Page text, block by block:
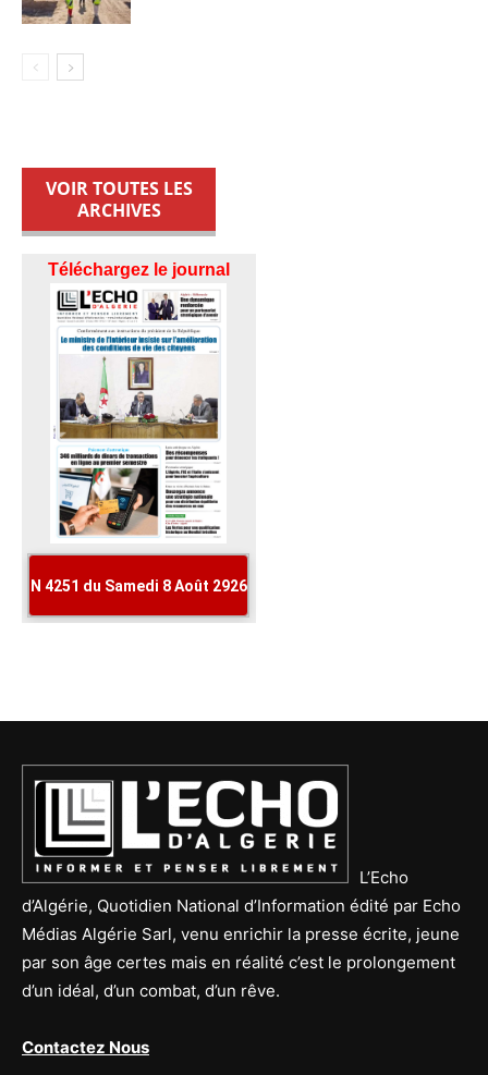
VOIR TOUTES LES
ARCHIVES
L’Echo
d’Algérie, Quotidien National d’Information édité par Echo
Médias Algérie Sarl, venu enrichir la presse écrite, jeune
par son âge certes mais en réalité c’est le prolongement
d’un idéal, d’un combat, d’un rêve.
Contactez Nous